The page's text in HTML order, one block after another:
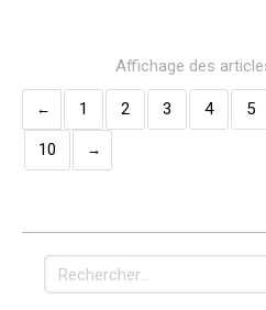
Affichage des
1 2 3 4 5
10
Rechercher